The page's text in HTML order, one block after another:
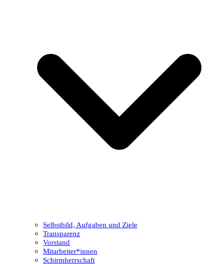
Selbstbild, Aufgaben und Ziele
Transparenz
Vorstand
Mitarbeiter*innen
Schirmherrschaft